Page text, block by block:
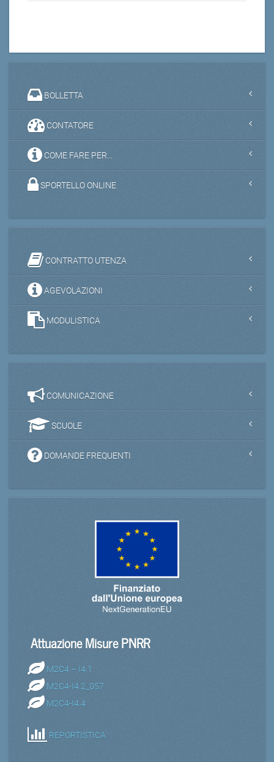
BOLLETTA
CONTATORE
COME FARE PER...
SPORTELLO ONLINE
CONTRATTO UTENZA
AGEVOLAZIONI
MODULISTICA
COMUNICAZIONE
SCUOLE
DOMANDE FREQUENTI
Attuazione Misure PNRR
M2C4 – I4.1
M2C4-I4.2_057
M2C4-I4.4
REPORTISTICA